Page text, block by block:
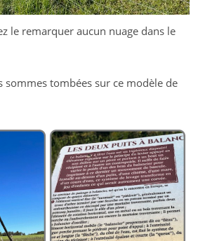
le remarquer aucun nuage dans le
sommes tombées sur ce modèle de